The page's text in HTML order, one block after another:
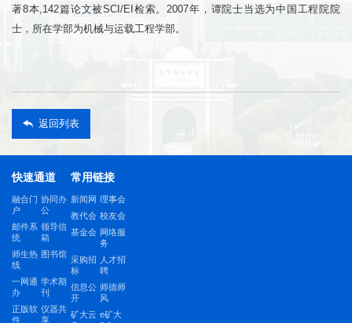
著8本,142篇论文被SCI/EI检索。2007年，谭院士当选为中国工程院院
士，所在学部为机械与运载工程学部。
返回列表
快速通道
融合门
户
协同办
公
邮件系
统
领导信
箱
师生热
线
图书馆
一网通
办
学术期
刊
正版软
件
仪器共
享
常用链接
新闻网 理事会
教代会 校友会
基金会 网络服
务
采购招
标
人才招
聘
信息公
开
师德师
风
矿大云 e矿大